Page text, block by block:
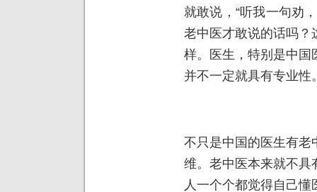
就敢说，“听我一句劝
老中医才敢说的话吗？
样。医生，特别是中国
并不一定就具有专业性
不只是中国的医生有老
维。老中医本来就不具
人一个个都觉得自己